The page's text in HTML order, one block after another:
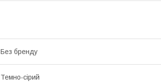
Без бренду
Темно-сірий